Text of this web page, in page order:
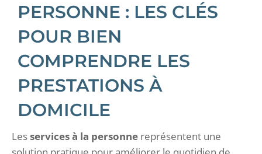
PERSONNE : LES CLÉS
POUR BIEN
COMPRENDRE LES
PRESTATIONS À
DOMICILE
Lesservices à la personne représentent une